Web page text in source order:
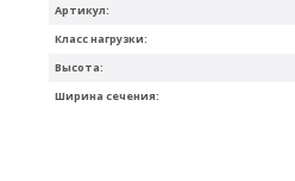
Артикул:
Ширина сечения:
Высота:
Класс нагрузки: